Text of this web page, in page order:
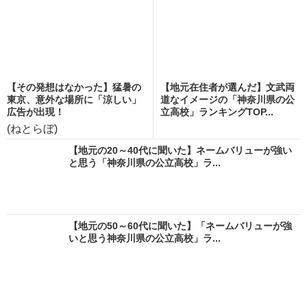
【その発想はなかった】猛暑の
東京、意外な場所に「涼しい」
広告が出現！
(ねとらぼ)
【地元在住者が選んだ】文武両
道なイメージの「神奈川県の公
立高校」ランキングTOP...
【地元の20～40代に聞いた】ネームバリューが強い
と思う「神奈川県の公立高校」ラ...
【地元の50～60代に聞いた】「ネームバリューが強
いと思う神奈川県の公立高校」ラ...